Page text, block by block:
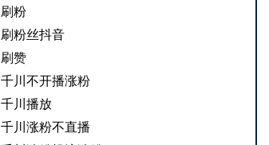
刷粉
刷粉丝抖音
刷赞
千川不开播涨粉
千川播放
千川涨粉不直播